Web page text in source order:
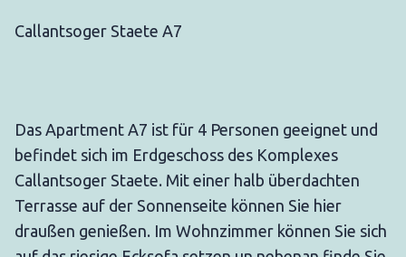
Callantsoger Staete A7
Das Apartment A7 ist für 4 Personen geeignet und
befindet sich im Erdgeschoss des Komplexes
Callantsoger Staete. Mit einer halb überdachten
Terrasse auf der Sonnenseite können Sie hier
draußen genießen. Im Wohnzimmer können Sie sich